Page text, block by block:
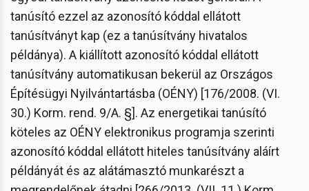
tanúsító ezzel az azonosító kóddal ellátott
tanúsítványt kap (ez a tanúsítvány hivatalos
példánya). A kiállított azonosító kóddal ellátott
tanúsítvány automatikusan bekerül az Országos
Építésügyi Nyilvántartásba (OÉNY) [176/2008. (VI.
30.) Korm. rend. 9/A. §]. Az energetikai tanúsító
köteles az OÉNY elektronikus programja szerinti
azonosító kóddal ellátott hiteles tanúsítvány aláírt
példányát és az alátámasztó munkarészt a